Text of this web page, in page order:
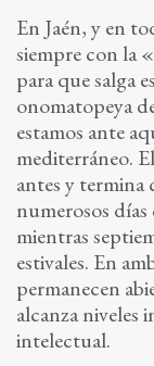
En Jaén, y en
siempre con la
para que salga
onomatopeya
estamos ante
mediterráneo.
antes y termina
numerosos
mientras
estivales. En
permanecen
alcanza niveles
intelectual.